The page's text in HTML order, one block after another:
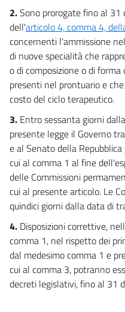
2.Sono prorogate fino al
dell'articolo 4, comma 4,
concernenti l'ammissione
di nuove specialità che
o di composizione o di
presenti nel prontuario e
costo del ciclo terapeutico.
3. Entro sessanta giorni
presente legge il Governo
e al Senato della
cui al comma 1 al fine
delle Commissioni
cui al presente articolo. Le
quindici giorni dalla data di
4. Disposizioni correttive,
comma 1, nel rispetto dei
dal medesimo comma 1 e
cui al comma 3, potranno
decreti legislativi, fino al 31